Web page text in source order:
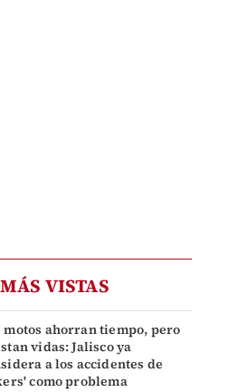
VISTAS
motos ahorran tiempo, pero
vidas: Jalisco ya
a los accidentes de
como problema